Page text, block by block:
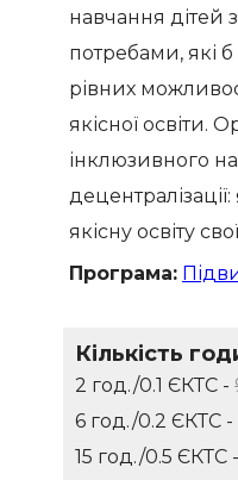
навчання дітей
потребами, які
рівних
якісної освіти.
інклюзивного
якісну освіту
Програма:
Кількість
2 год./0.1 ЄКТС -
6 год./0.2 ЄКТС -
15 год./0.5 ЄКТС -